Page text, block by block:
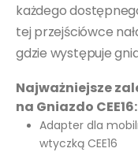
każdego
tej przejściówce
gdzie występuje
Najważniejsze
na Gniazdo CEE16:
Adapter dla
wtyczką CEE16